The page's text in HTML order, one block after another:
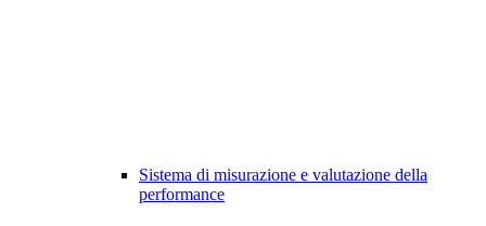
Sistema di misurazione e valutazione della
performance